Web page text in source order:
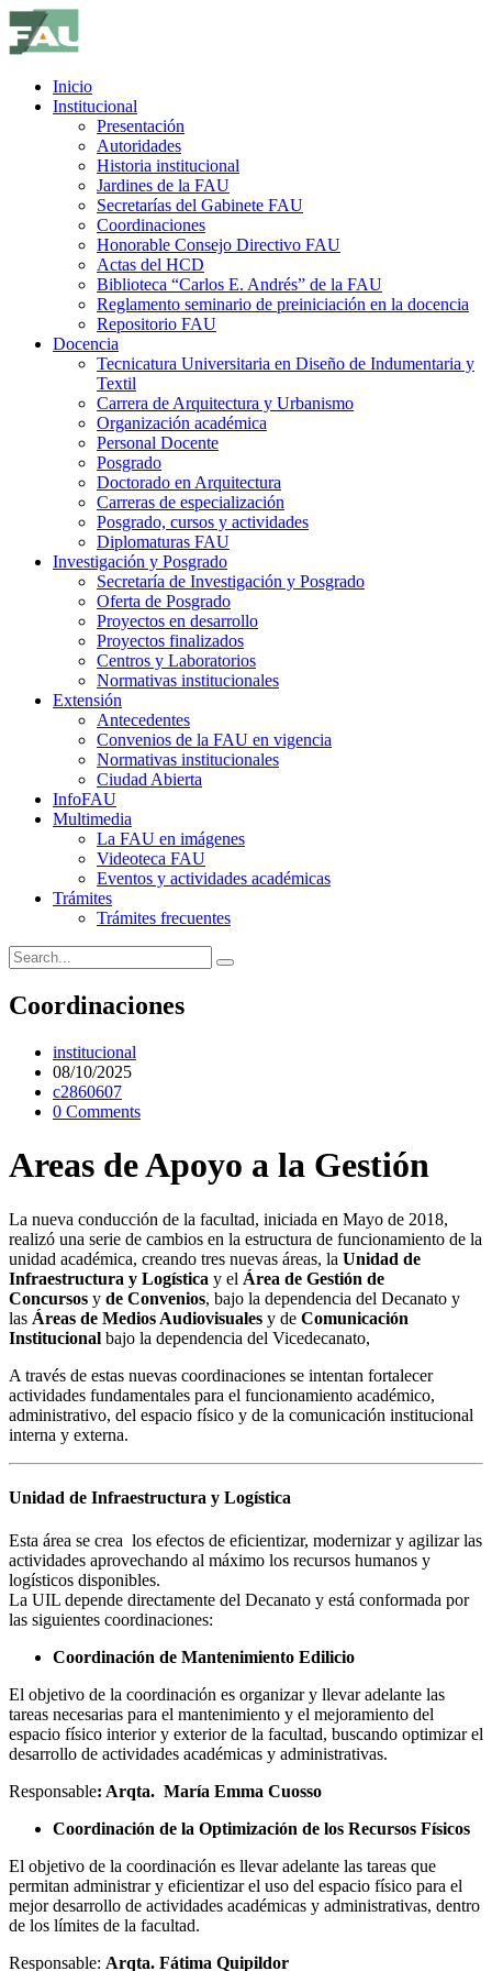
Inicio
Institucional
Presentación
Autoridades
Historia institucional
Jardines de la FAU
Secretarías del Gabinete FAU
Coordinaciones
Honorable Consejo Directivo FAU
Actas del HCD
Biblioteca “Carlos E. Andrés” de la FAU
Reglamento seminario de preiniciación en la docencia
Repositorio FAU
Docencia
Tecnicatura Universitaria en Diseño de Indumentaria y
Textil
Carrera de Arquitectura y Urbanismo
Organización académica
Personal Docente
Posgrado
Doctorado en Arquitectura
Carreras de especialización
Posgrado, cursos y actividades
Diplomaturas FAU
Investigación y Posgrado
Secretaría de Investigación y Posgrado
Oferta de Posgrado
Proyectos en desarrollo
Proyectos finalizados
Centros y Laboratorios
Normativas institucionales
Extensión
Antecedentes
Convenios de la FAU en vigencia
Normativas institucionales
Ciudad Abierta
InfoFAU
Multimedia
La FAU en imágenes
Videoteca FAU
Eventos y actividades académicas
Trámites
Trámites frecuentes
Coordinaciones
institucional
08/10/2025
c2860607
0 Comments
Areas de Apoyo a la Gestión
La nueva conducción de la facultad, iniciada en Mayo de 2018,
realizó una serie de cambios en la estructura de funcionamiento de la
unidad académica, creando tres nuevas áreas, la Unidad de
Infraestructura y Logística y el Área de Gestión de
Concursos y de Convenios, bajo la dependencia del Decanato y
las Áreas de Medios Audiovisuales y de Comunicación
Institucional bajo la dependencia del Vicedecanato,
A través de estas nuevas coordinaciones se intentan fortalecer
actividades fundamentales para el funcionamiento académico,
administrativo, del espacio físico y de la comunicación institucional
interna y externa.
Unidad de Infraestructura y Logística
Esta área se crea los efectos de eficientizar, modernizar y agilizar las
actividades aprovechando al máximo los recursos humanos y
logísticos disponibles.
La UIL depende directamente del Decanato y está conformada por
las siguientes coordinaciones:
Coordinación de Mantenimiento Edilicio
El objetivo de la coordinación es organizar y llevar adelante las
tareas necesarias para el mantenimiento y el mejoramiento del
espacio físico interior y exterior de la facultad, buscando optimizar el
desarrollo de actividades académicas y administrativas.
Responsable: Arqta. María Emma Cuosso
Coordinación de la Optimización de los Recursos Físicos
El objetivo de la coordinación es llevar adelante las tareas que
permitan administrar y eficientizar el uso del espacio físico para el
mejor desarrollo de actividades académicas y administrativas, dentro
de los límites de la facultad.
Responsable: Arqta. Fátima Quipildor